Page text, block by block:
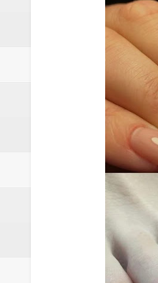
''Я
''Доки
СБУ і
СБУ
ПАТ
З